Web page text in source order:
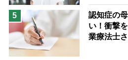
場は「愛
5
認知症の
い！衝撃
業療法士